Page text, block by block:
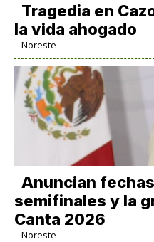
Tragedia en
la vida ahogado
Noreste
Anuncian
semifinales y la
Canta 2026
Noreste